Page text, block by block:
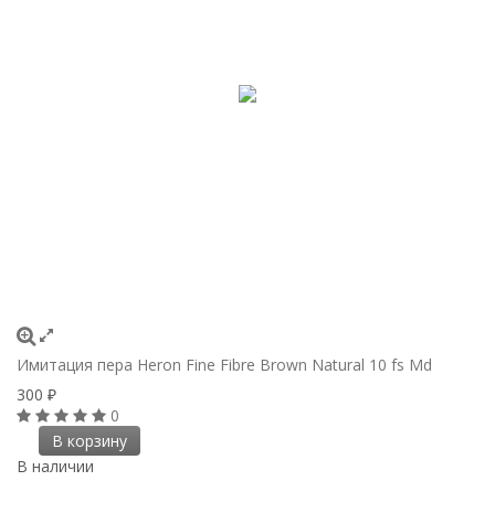
Имитация пера Heron Fine Fibre Brown Natural 10 fs Md
300 ₽
0
В корзину
В наличии